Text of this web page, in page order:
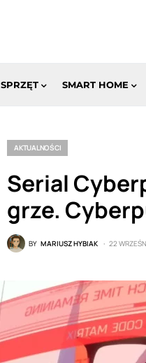
SPRZĘT SMART HOME
AKTUALNOŚCI
Serial
grze.
BY MARIUSZ HYBIAK 22